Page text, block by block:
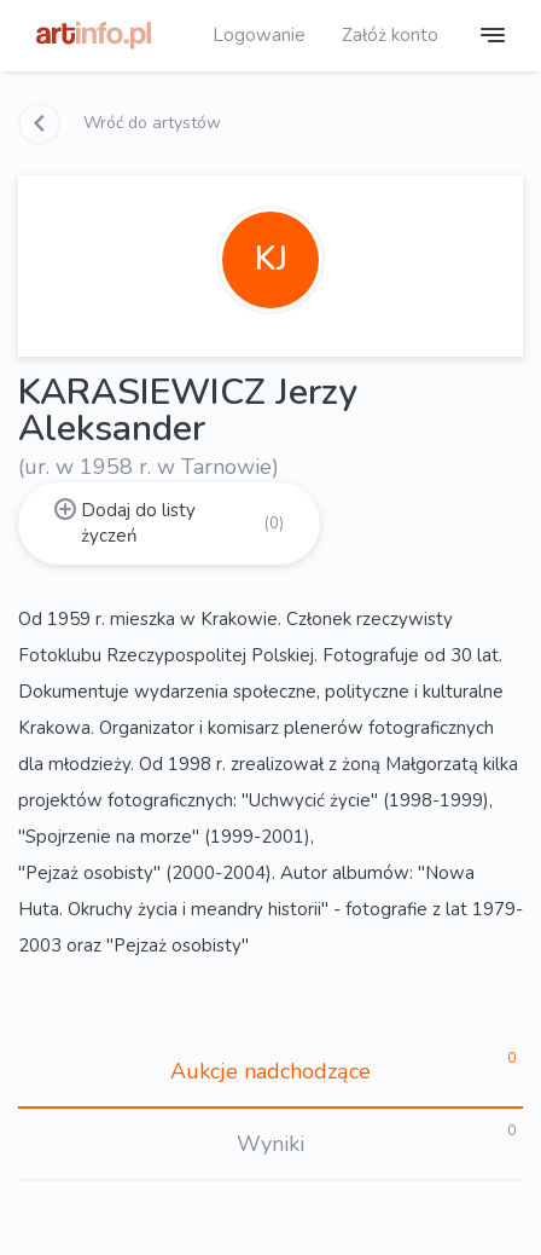
Logowanie Załóż konto
Wróć do artystów
KJ
KARASIEWICZ Jerzy
Aleksander
(ur. w 1958 r. w Tarnowie)
Dodaj do listy
życzeń
(0)
Od 1959 r. mieszka w Krakowie. Członek rzeczywisty
Fotoklubu Rzeczypospolitej Polskiej. Fotografuje od 30 lat.
Dokumentuje wydarzenia społeczne, polityczne i kulturalne
Krakowa. Organizator i komisarz plenerów fotograficznych
dla młodzieży. Od 1998 r. zrealizował z żoną Małgorzatą kilka
projektów fotograficznych: "Uchwycić życie" (1998-1999),
"Spojrzenie na morze" (1999-2001),
"Pejzaż osobisty" (2000-2004). Autor albumów: "Nowa
Huta. Okruchy życia i meandry historii" - fotografie z lat 1979-
2003 oraz "Pejzaż osobisty"
Aukcje nadchodzące 0
Wyniki 0